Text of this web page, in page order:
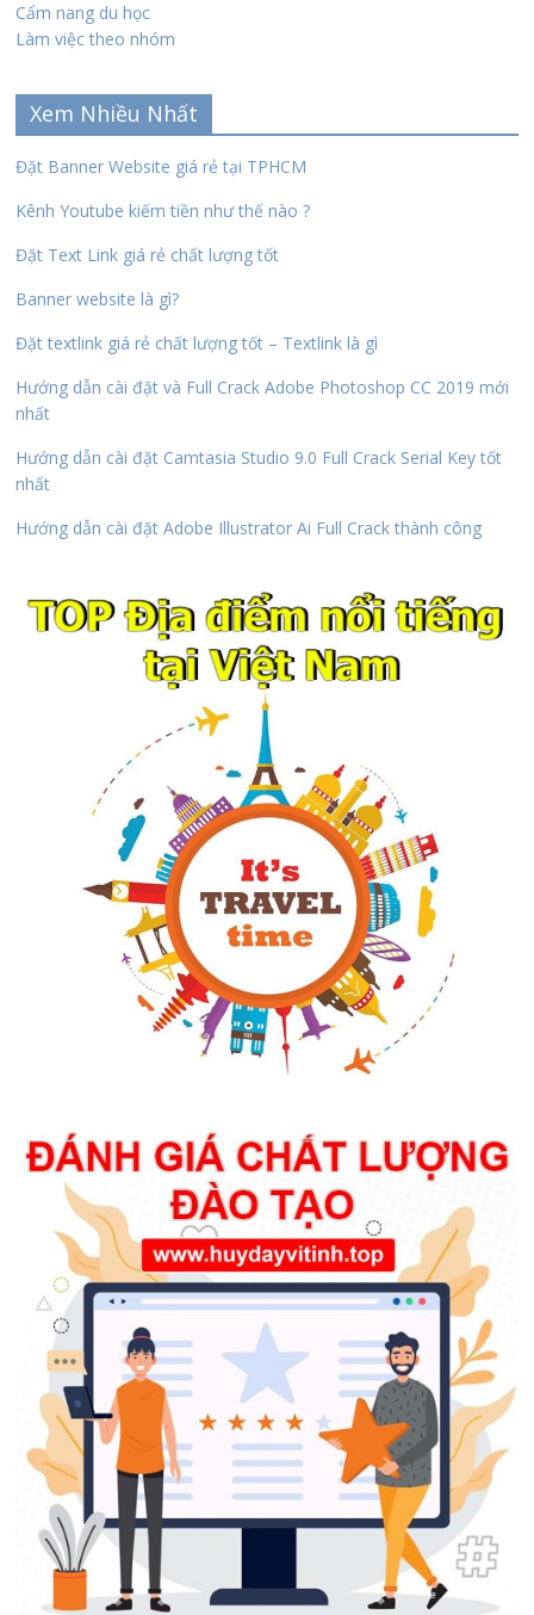
Cẩm nang du học
Làm việc theo nhóm
Xem Nhiều Nhất
Đặt Banner Website giá rẻ tại TPHCM
Kênh Youtube kiếm tiền như thế nào ?
Đặt Text Link giá rẻ chất lượng tốt
Banner website là gì?
Đặt textlink giá rẻ chất lượng tốt – Textlink là gì
Hướng dẫn cài đặt và Full Crack Adobe Photoshop CC 2019 mới
nhất
Hướng dẫn cài đặt Camtasia Studio 9.0 Full Crack Serial Key tốt
nhất
Hướng dẫn cài đặt Adobe Illustrator Ai Full Crack thành công